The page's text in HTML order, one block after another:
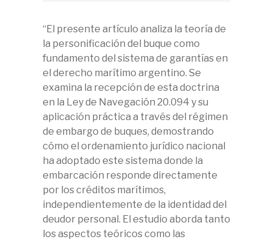
“El presente artículo analiza la teoría de
la personificación del buque como
fundamento del sistema de garantías en
el derecho marítimo argentino. Se
examina la recepción de esta doctrina
en la Ley de Navegación 20.094 y su
aplicación práctica a través del régimen
de embargo de buques, demostrando
cómo el ordenamiento jurídico nacional
ha adoptado este sistema donde la
embarcación responde directamente
por los créditos marítimos,
independientemente de la identidad del
deudor personal. El estudio aborda tanto
los aspectos teóricos como las